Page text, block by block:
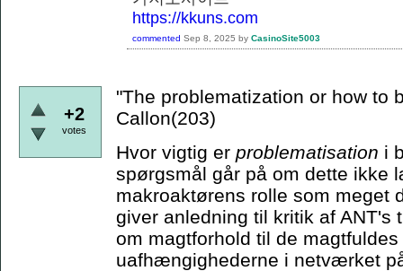
https://kkuns.com
commented Sep 8, 2025 by CasinoSite5003
+2
votes
"The problematization or how to
Callon(203)
Hvor vigtig er problematisation i
spørgsmål går på om dette ikke
makroaktørens rolle som meget
giver anledning til kritik af ANT's
om magtforhold til de
uafhængighederne i netværket